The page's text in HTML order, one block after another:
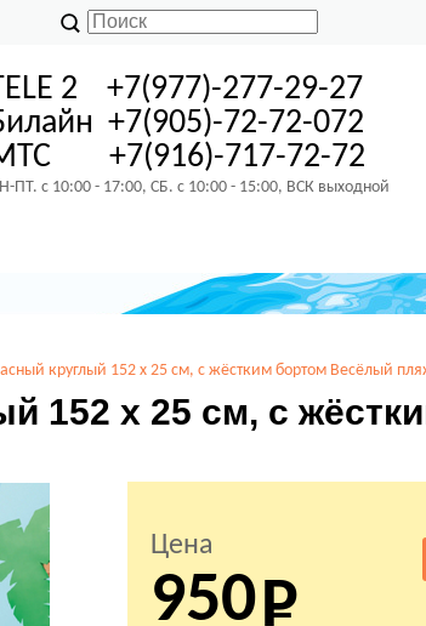
2 +7(977)-277-29-27
+7(905)-72-72-072
+7(916)-717-72-72
ПТ. с 10:00 - 17:00, СБ. с 10:00 - 15:00, ВСК выходной
круглый 152 х 25 см, с жёстким бортом Весёлый
152 х 25 см, с
Цена
950